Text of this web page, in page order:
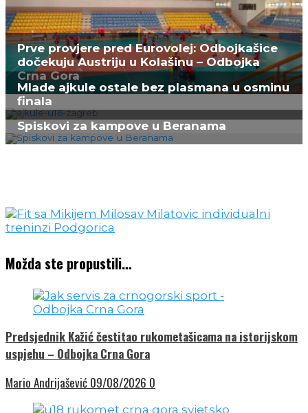
Prve provjere pred Eurovolej: Odbojkašice
dočekuju Austriju u Kolašinu – Odbojka
Crna Gora
Mlade ajkule ostale bez plasmana u osminu
finala
Spiskovi za kampove u Beranama
Možda ste propustili…
Predsjednik Kažić čestitao rukometašicama na istorijskom
uspjehu – Odbojka Crna Gora
Mario Andrijašević 09/08/2026 0